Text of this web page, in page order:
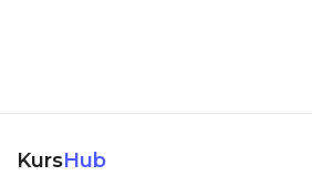
KursHub